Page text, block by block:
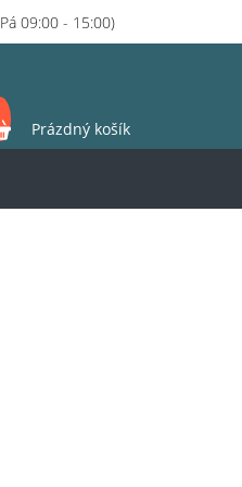
NÁKUPNÍ
KOŠÍK
Prázdný košík